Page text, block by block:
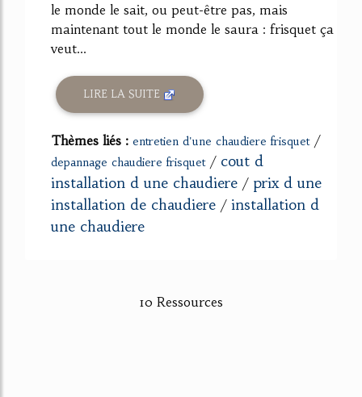
le monde le sait, ou peut-être pas, mais
maintenant tout le monde le saura : frisquet ça
veut...
LIRE LA SUITE
Thèmes liés : entretien d'une chaudiere frisquet/
depannage chaudiere frisquet/ cout d
installation d une chaudiere / prix d une
installation de chaudiere / installation d
une chaudiere
10 Ressources